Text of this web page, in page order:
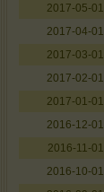
2017-05-01
2017-04-01
2017-03-01
2017-02-01
2017-01-01
2016-12-01
2016-11-01
2016-10-01